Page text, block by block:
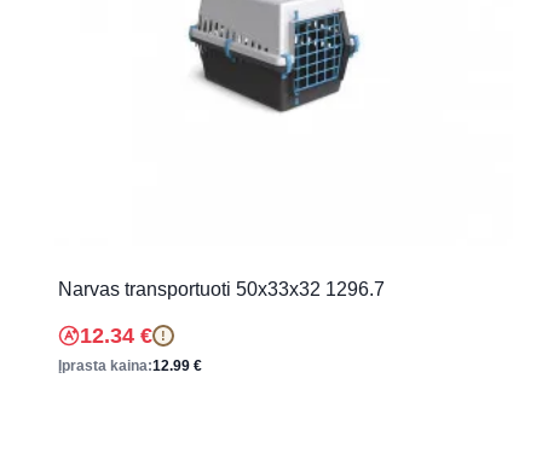
Narvas transportuoti 50x33x32 1296.7
12.34 € !
Įprasta kaina:12.99 €